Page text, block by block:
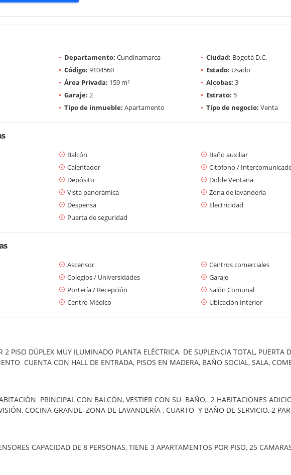
Departamento: Cundinamarca Ciudad: Bogotá D.C.
Código: 9104560 Estado: Usado
Área Privada: 159 m² Alcobas: 3
Garaje: 2 Estrato: 5
Tipo de inmueble: Apartamento Tipo de negocio: Venta
Balcón Baño auxiliar
Calentador Citófono /
Depósito Doble Ventana
Vista panorámica Zona de lavandería
Despensa Electricidad
Puerta de seguridad
Ascensor Centros comerciales
Colegios / Universidades Garaje
Portería / Recepción Salón Comunal
Centro Médico Ubicación Interior
PISO DÚPLEX MUY ILUMINADO PLANTA ELÉCTRICA DE SUPLENCIA TOTAL, PUERTA
CUENTA CON HALL DE ENTRADA, PISOS EN MADERA, BAÑO SOCIAL, SALA,
PRINCIPAL CON BALCÓN, VESTIER CON SU BAÑO, 2 HABITACIONES
COCINA GRANDE, ZONA DE LAVANDERÍA , CUARTO Y BAÑO DE SERVICIO, 2
CAPACIDAD DE 8 PERSONAS, TIENE 3 APARTAMENTOS POR PISO, 25